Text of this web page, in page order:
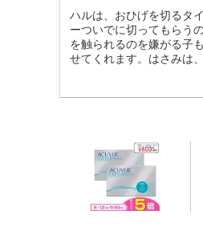
ハルは、おひげを切
ーついでに切ってもらう
を触られるのを嫌がる子
せてくれます。はさみは